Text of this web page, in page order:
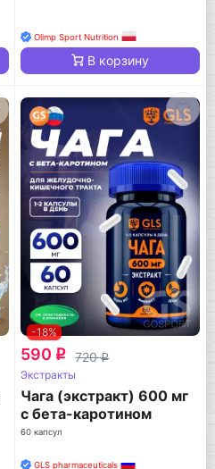
Olimp Sport Nutrition
В корзину
-18%
590 q 720q
Экстракты
Чага (экстракт) 600 мг
с бета-каротином
60 капсул
GLS pharmaceuticals